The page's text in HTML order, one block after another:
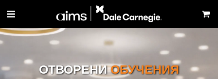
ОТВОРЕНИ ОБУЧЕНИЯ